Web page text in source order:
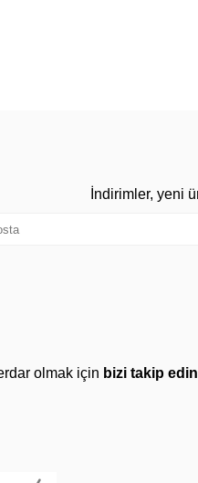
İndirimler, yeni
olmak için bizi takip